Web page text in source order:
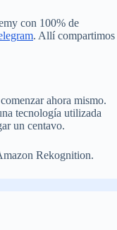
con 100% de
. Allí compartimos
ahora mismo.
tecnología utilizada
un centavo.
Rekognition.